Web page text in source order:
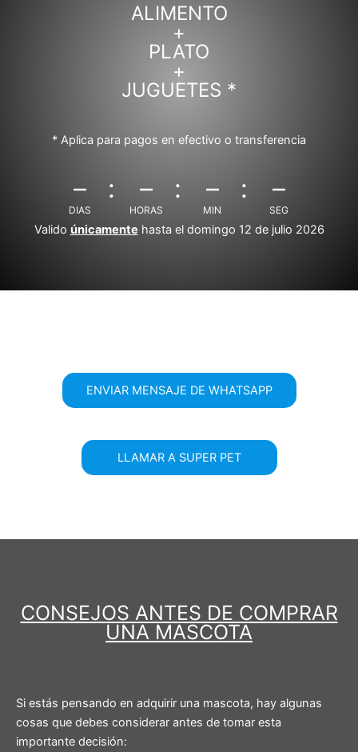
ALIMENTO
+
PLATO
+
JUGUETES *
* Aplica para pagos en efectivo o transferencia
–
DIAS
–
HORAS
–
MIN
–
SEG
Valido únicamente hasta el domingo 12 de julio 2026
ENVIAR MENSAJE DE WHATSAPP
LLAMAR A SUPER PET
CONSEJOS ANTES DE COMPRAR
UNA MASCOTA
Si estás pensando en adquirir una mascota, hay algunas
cosas que debes considerar antes de tomar esta
importante decisión: